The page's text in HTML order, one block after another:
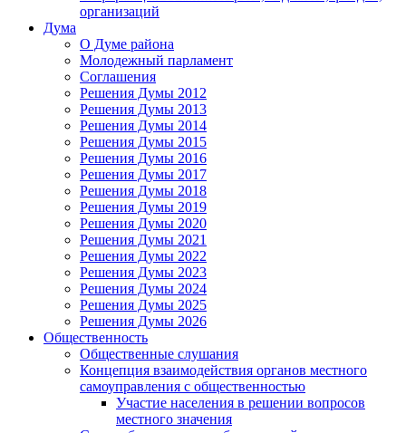
организаций
Дума
О Думе района
Молодежный парламент
Соглашения
Решения Думы 2012
Решения Думы 2013
Решения Думы 2014
Решения Думы 2015
Решения Думы 2016
Решения Думы 2017
Решения Думы 2018
Решения Думы 2019
Решения Думы 2020
Решения Думы 2021
Решения Думы 2022
Решения Думы 2023
Решения Думы 2024
Решения Думы 2025
Решения Думы 2026
Общественность
Общественные слушания
Концепция взаимодействия органов местного
самоуправления с общественностью
Участие населения в решении вопросов
местного значения